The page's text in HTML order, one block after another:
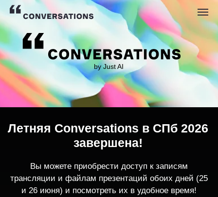
by Just AI
трансляции и файлам презентаций обоих дней (25
После оплаты на указанную Вами почту придет
записей трансляции возможен только с одного
устройства единовременно.
По любым вопросам пишите
contact@conversations-ai.co m
Летняя Conversations в СПб 2026
завершена!